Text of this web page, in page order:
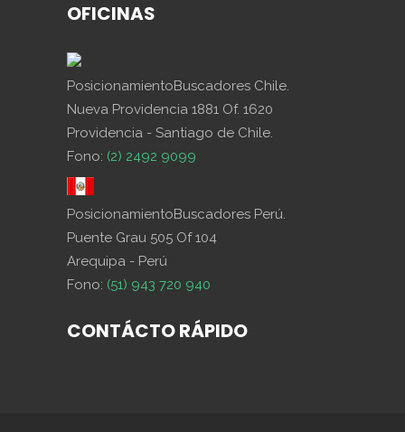
OFICINAS
PosicionamientoBuscadores Chile.
Nueva Providencia 1881 Of. 1620
Providencia - Santiago de Chile.
Fono: (2) 2492 9099
PosicionamientoBuscadores Perú.
Puente Grau 505 Of 104
Arequipa - Perú
Fono: (51) 943 720 940
CONTÁCTO RÁPIDO